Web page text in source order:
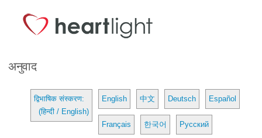
अनुवाद
द्विभाषिक संस्करण:
(हिन्दी / English)
English 中文 Deutsch Español
Français 한국어 Русский